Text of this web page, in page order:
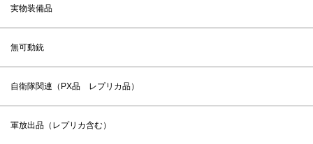
実物装備品
無可動銃
自衛隊関連（PX品 レプリカ品）
軍放出品（レプリカ含む）